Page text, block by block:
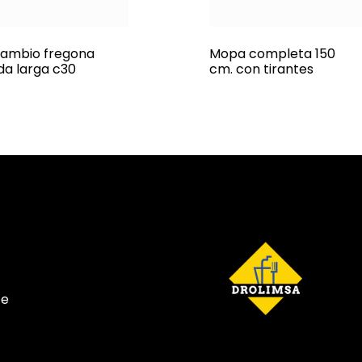
fregona
larga c30
Mopa completa 150
cm. con tirantes